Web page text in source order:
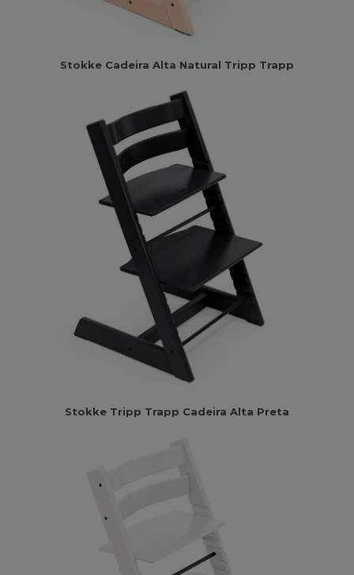
Stokke Cadeira Alta Natural Tripp Trapp
Stokke Tripp Trapp Cadeira Alta Preta